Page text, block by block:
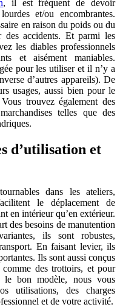
, il est fréquent de devoir
et/ou encombrantes.
en raison du poids ou du
des accidents. Et parmi les
les diables professionnels
et aisément maniables.
pour les utiliser et il n’y a
d’autres appareils). De
usages, aussi bien pour le
trouvez également des
telles que des
d’utilisation et
dans les ateliers,
le déplacement de
en intérieur qu’en extérieur.
des besoins de manutention
ils sont robustes,
En faisant levier, ils
Ils sont aussi conçus
des trottoirs, et pour
bon modèle, nous vous
utilisations, des charges
et de votre activité.